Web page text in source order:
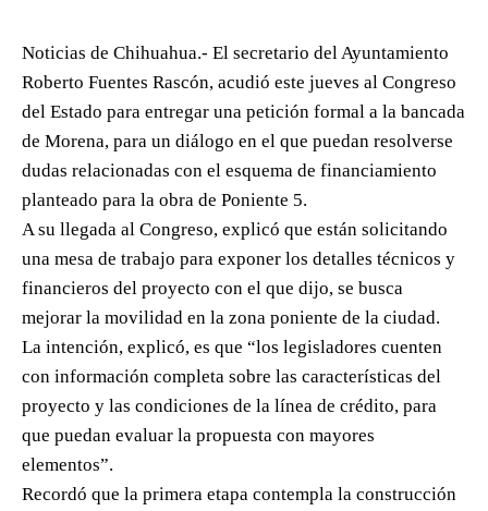
Noticias de Chihuahua.- El secretario del Ayuntamiento
Roberto Fuentes Rascón, acudió este jueves al Congreso
del Estado para entregar una petición formal a la bancada
de Morena, para un diálogo en el que puedan resolverse
dudas relacionadas con el esquema de financiamiento
planteado para la obra de Poniente 5.
A su llegada al Congreso, explicó que están solicitando
una mesa de trabajo para exponer los detalles técnicos y
financieros del proyecto con el que dijo, se busca
mejorar la movilidad en la zona poniente de la ciudad.
La intención, explicó, es que “los legisladores cuenten
con información completa sobre las características del
proyecto y las condiciones de la línea de crédito, para
que puedan evaluar la propuesta con mayores
elementos”.
Recordó que la primera etapa contempla la construcción